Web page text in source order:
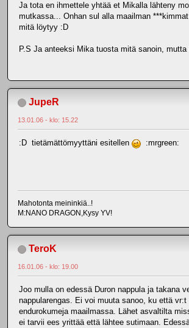
Ja tota en ihmettele yhtää et Mikalla lähteny
mutkassa... Onhan sul alla maailman
mitä löytyy :D
P.S Ja anteeksi Mika tuosta mitä sanoin,
JupeR
13.01.06 - klo: 15.22
:D tietämättömyyttäni esitellen :mrgreen:
Mahotonta meininkiä..!
M:NANO DRAGON,Kysy YV!
TeroK
16.01.06 - klo: 19.00
Joo mulla on edessä Duron nappula ja takana
nappularengas. Ei voi muuta sanoo, ku että vr:t
endurokumeja maailmassa. Lähet asvaltilta
ei tarvii ees yrittää että lähtee sutimaan.